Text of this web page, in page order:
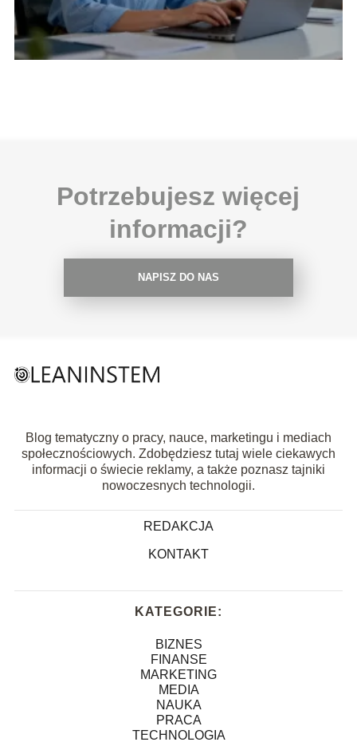
Potrzebujesz więcej
informacji?
NAPISZ DO NAS
Blog tematyczny o pracy, nauce, marketingu i mediach
społecznościowych. Zdobędziesz tutaj wiele ciekawych
informacji o świecie reklamy, a także poznasz tajniki
nowoczesnych technologii.
REDAKCJA
KONTAKT
KATEGORIE:
BIZNES
FINANSE
MARKETING
MEDIA
NAUKA
PRACA
TECHNOLOGIA